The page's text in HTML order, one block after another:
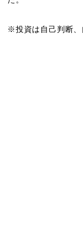
※投資は自己判断、